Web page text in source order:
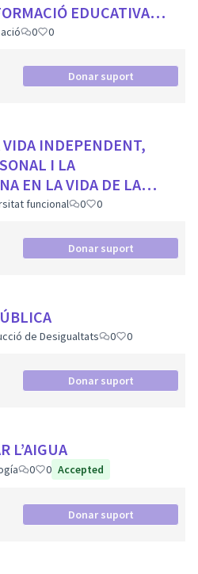
EDUCATIVA
DE LA CIUTAT
0 0
Donar suport
VIDA INDEPENDENT,
I LA
EN LA VIDA DE LA
funcional 0 0
Donar suport
de Desigualtats 0 0
Donar suport
L’AIGUA
0 0 Accepted
Donar suport